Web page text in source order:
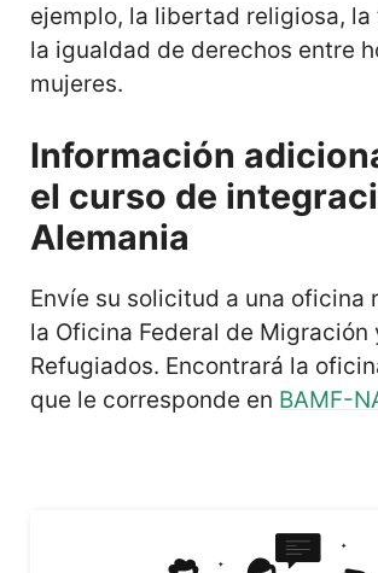
ejemplo, la libertad religiosa,
la igualdad de derechos entre
mujeres.
Información
el curso de
Alemania
Envíe su solicitud a una oficina
la Oficina Federal de Migración
Refugiados. Encontrará la
que le corresponde en BAMF-